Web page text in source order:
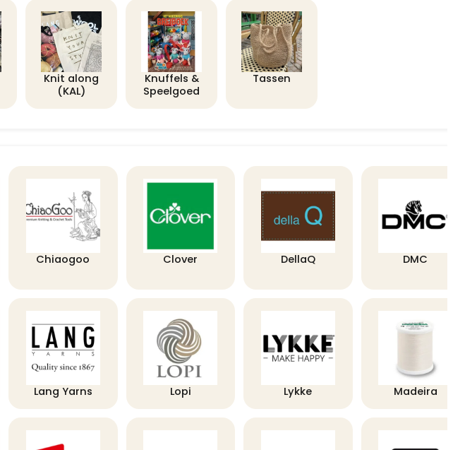
Knit along
(KAL)
Knuffels &
Speelgoed
Tassen
Chiaogoo Clover DellaQ DMC
Lang Yarns Lopi Lykke Madeira